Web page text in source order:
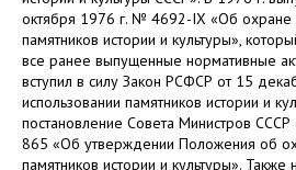
октября 1976 г. № 4692-IX «Об охране
памятников истории и культуры»,
все ранее выпущенные нормативные
вступил в силу Закон РСФСР от 15
использовании памятников истории и
постановление Совета Министров
865 «Об утверждении Положения об
памятников истории и культуры».